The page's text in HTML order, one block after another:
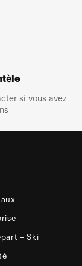
si vous avez
– Ski